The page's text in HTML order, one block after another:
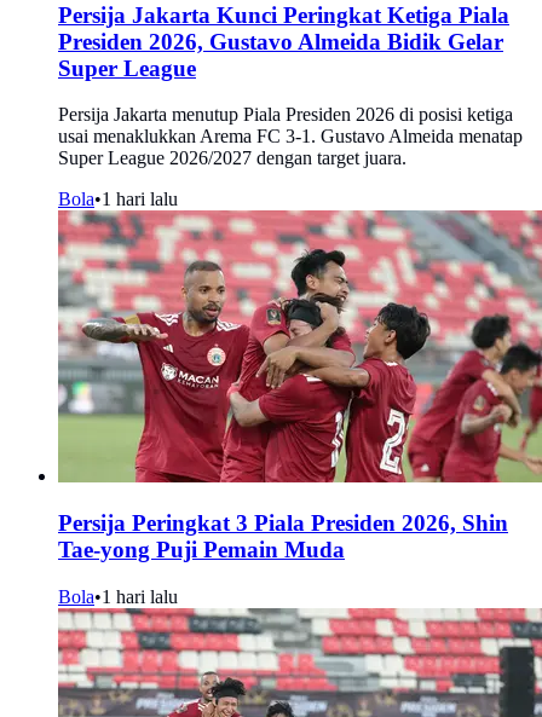
Persija Jakarta Kunci Peringkat Ketiga Piala
Presiden 2026, Gustavo Almeida Bidik Gelar
Super League
Persija Jakarta menutup Piala Presiden 2026 di posisi ketiga
usai menaklukkan Arema FC 3-1. Gustavo Almeida menatap
Super League 2026/2027 dengan target juara.
Bola•1 hari lalu
Persija Peringkat 3 Piala Presiden 2026, Shin
Tae-yong Puji Pemain Muda
Bola•1 hari lalu